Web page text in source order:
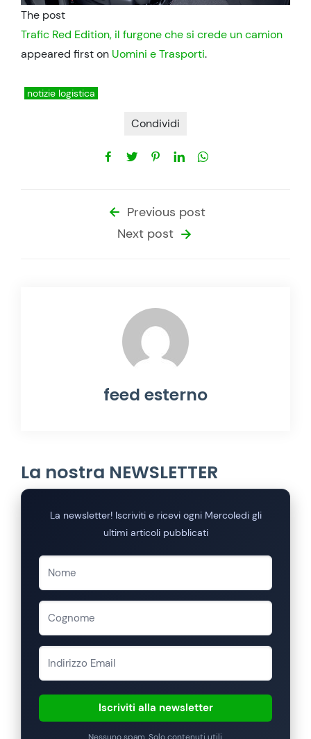
The post
Trafic Red Edition, il furgone che si crede un camion
appeared first on Uomini e Trasporti.
notizie logistica
Condividi
Previous post
Next post
feed esterno
La nostra NEWSLETTER
La newsletter! Iscriviti e ricevi ogni Mercoledi gli
ultimi articoli pubblicati
Iscriviti alla newsletter
Nessuno spam. Solo contenuti utili.